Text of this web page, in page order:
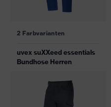
2 Farbvarianten
uvex suXXeed essentials
Bundhose Herren